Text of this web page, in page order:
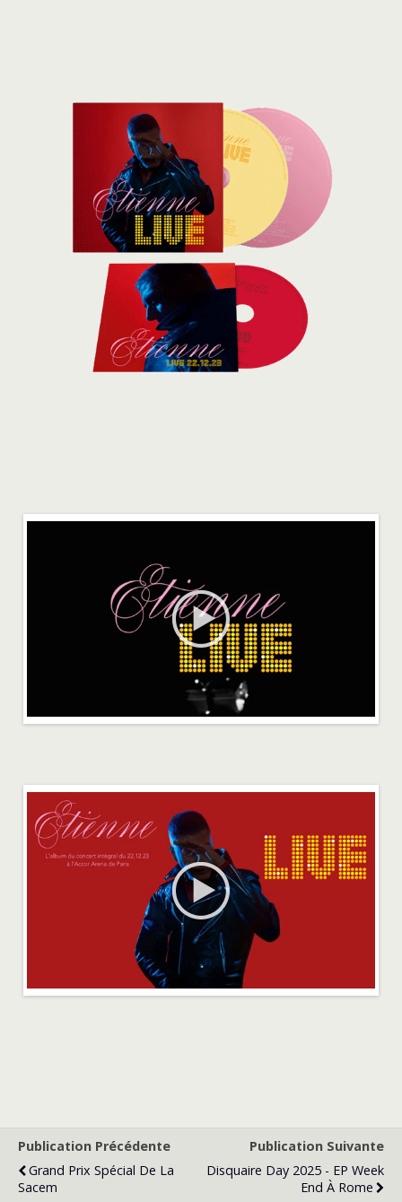
Publication Précédente
Grand Prix Spécial De La
Sacem
Publication Suivante
Disquaire Day 2025 - EP Week
End À Rome